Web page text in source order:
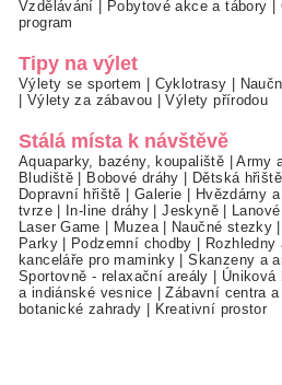
Vzdělávání
Pobytové akce a tábory
program
Tipy na výlet
Výlety se sportem Cyklotrasy
Výlety za zábavou |Výlety přírodou
Stálá místa k návštěvě
Aquaparky, bazény, koupaliště |Army
Bludiště
Bobové dráhy Dětská
Dopravní hřiště
Galerie Hvězdárny
tvrze| In-line dráhy |Jeskyně|
Laser Game
Muzea| Naučné stezky
Parky| Podzemní chodby
kanceláře pro maminky |Skanzeny a
Sportovně - relaxační areály
Úniková
a indiánské vesnice |Zábavní centra
botanické zahrady
Kreativní prostor